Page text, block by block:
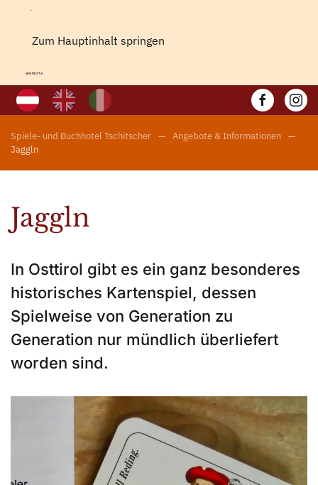
Zum Hauptinhalt springen
Spiele- und Buchhotel Tschitscher
Angebote & Informationen
Jaggln
Jaggln
In Osttirol gibt es ein ganz besonderes
historisches Kartenspiel, dessen
Spielweise von Generation zu
Generation nur mündlich überliefert
worden sind.